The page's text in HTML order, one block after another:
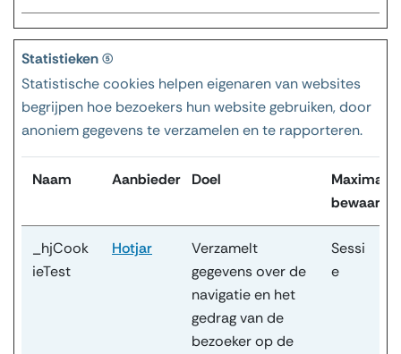
Statistieken (5)
Statistische cookies helpen eigenaren van websites
begrijpen hoe bezoekers hun website gebruiken, door
anoniem gegevens te verzamelen en te rapporteren.
Naam Aanbieder Doel
Maximale
_hjCook
ieTest
Hotjar
Verzamelt
gegevens over de
navigatie en het
gedrag van de
bezoeker op de
Sessi
e